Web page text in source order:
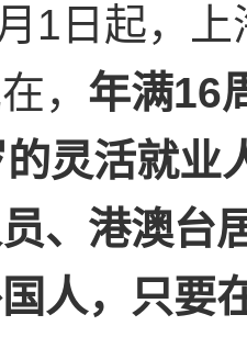
1日起，
， 年满16
灵活就业
、港澳台
人，只要